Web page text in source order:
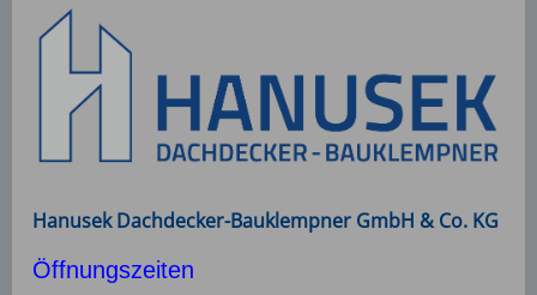
Hanusek Dachdecker-Bauklempner GmbH & Co. KG
Öffnungszeiten